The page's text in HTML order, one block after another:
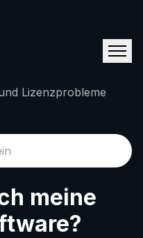
Lizenzprobleme
meine